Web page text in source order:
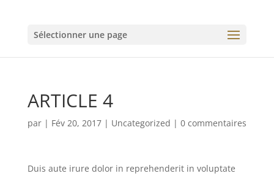
Sélectionner une page
ARTICLE 4
par | Fév 20, 2017| Uncategorized | 0 commentaires
Duis aute irure dolor in reprehenderit in voluptate